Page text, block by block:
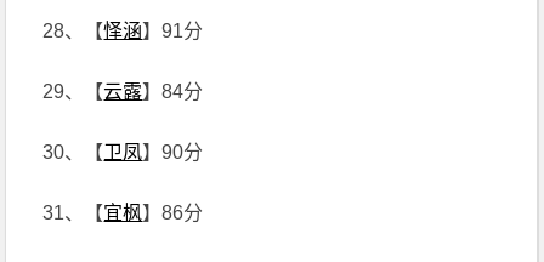
28、【怿涵】91分
29、【云露】84分
30、【卫凤】90分
31、【宜枫】86分